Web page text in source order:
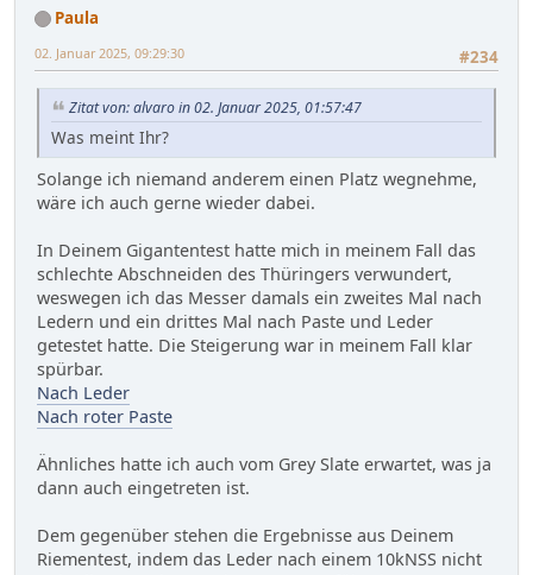
Paula
#234
02. Januar 2025, 09:29:30
Zitat von: alvaro in 02. Januar 2025, 01:57:47
Was meint Ihr?
Solange ich niemand anderem einen Platz wegnehme,
wäre ich auch gerne wieder dabei.
In Deinem Gigantentest hatte mich in meinem Fall das
schlechte Abschneiden des Thüringers verwundert,
weswegen ich das Messer damals ein zweites Mal nach
Ledern und ein drittes Mal nach Paste und Leder
getestet hatte. Die Steigerung war in meinem Fall klar
spürbar.
Nach Leder
Nach roter Paste
Ähnliches hatte ich auch vom Grey Slate erwartet, was ja
dann auch eingetreten ist.
Dem gegenüber stehen die Ergebnisse aus Deinem
Riementest, indem das Leder nach einem 10kNSS nicht